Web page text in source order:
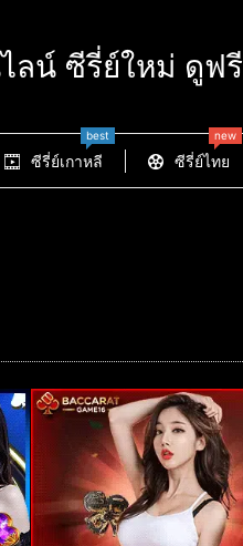
ลน์ ซีรี่ย์ใหม่ ดูฟรี
ซีรี่ย์เกาหลี
best
ซีรี่ย์ไทย
new